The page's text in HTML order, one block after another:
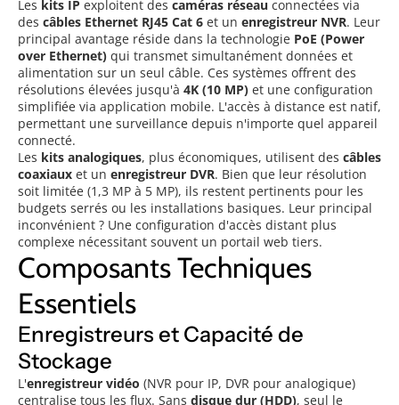
Les kits IP exploitent des caméras réseau connectées via
des câbles Ethernet RJ45 Cat 6 et un enregistreur NVR. Leur
principal avantage réside dans la technologie PoE (Power
over Ethernet) qui transmet simultanément données et
alimentation sur un seul câble. Ces systèmes offrent des
résolutions élevées jusqu'à 4K (10 MP) et une configuration
simplifiée via application mobile. L'accès à distance est natif,
permettant une surveillance depuis n'importe quel appareil
connecté.
Les kits analogiques, plus économiques, utilisent des câbles
coaxiaux et un enregistreur DVR. Bien que leur résolution
soit limitée (1,3 MP à 5 MP), ils restent pertinents pour les
budgets serrés ou les installations basiques. Leur principal
inconvénient ? Une configuration d'accès distant plus
complexe nécessitant souvent un portail web tiers.
Composants Techniques
Essentiels
Enregistreurs et Capacité de
Stockage
L'enregistreur vidéo (NVR pour IP, DVR pour analogique)
centralise tous les flux. Sans disque dur (HDD), seul le